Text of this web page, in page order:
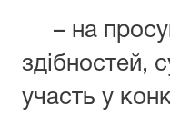
– на
здібностей,
участь у